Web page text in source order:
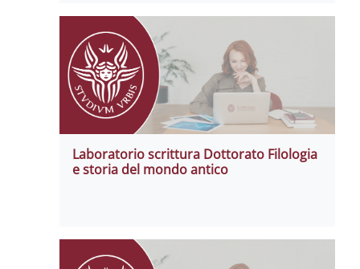
Laboratorio scrittura Dottorato Filologia
e storia del mondo antico